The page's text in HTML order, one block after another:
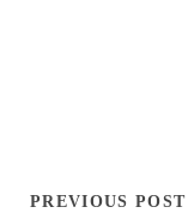
PREVIOUS POST